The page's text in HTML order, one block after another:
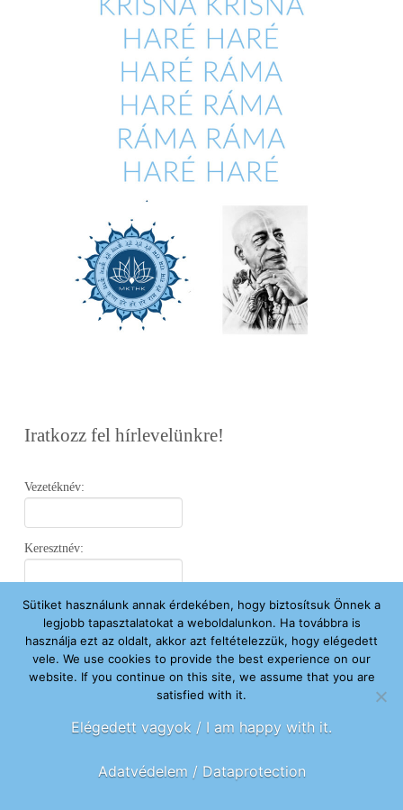
Iratkozz fel hírlevelünkre!
Vezetéknév:
Keresztnév:
Email:
Elfogadom az Adatvédelmi Nyilatkozatot.
SEGÍTENÉK
Sütiket használunk annak érdekében, hogy biztosítsuk Önnek a
legjobb tapasztalatokat a weboldalunkon. Ha továbbra is
használja ezt az oldalt, akkor azt feltételezzük, hogy elégedett
vele. We use cookies to provide the best experience on our
website. If you continue on this site, we assume that you are
satisfied with it.
Elégedett vagyok / I am happy with it.
Adatvédelem / Dataprotection